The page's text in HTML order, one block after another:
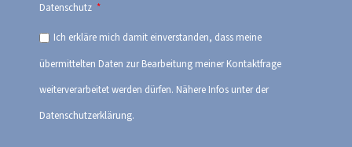
Datenschutz
Ich erkläre mich damit einverstanden, dass meine
übermittelten Daten zur Bearbeitung meiner Kontaktfrage
weiterverarbeitet werden dürfen. Nähere Infos unter der
Datenschutzerklärung.